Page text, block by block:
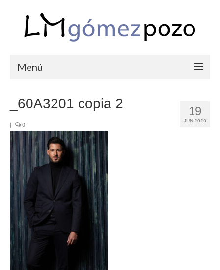
Menú
COMUNIONES
CORPORATIVAS
SEMANA SANTA
BLOG
SOBRE LM
CONTACTO
19
JUN 2026
_60A3201 copia 2
| 0